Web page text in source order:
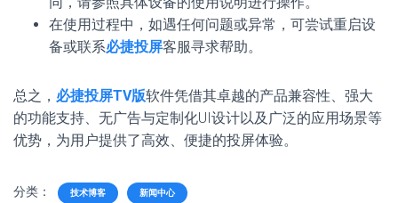
在使用过程中，如遇任何问题或异常，可尝试重启设
备或联系必捷投屏客服寻求帮助。
总之， 必捷投屏TV版软件凭借其卓越的产品兼容性、强大
的功能支持、无广告与定制化UI设计以及广泛的应用场景等
优势，为用户提供了高效、便捷的投屏体验。
分类： 技术博客 新闻中心